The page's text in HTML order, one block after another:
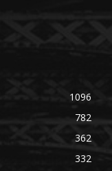
1096
782
362
332